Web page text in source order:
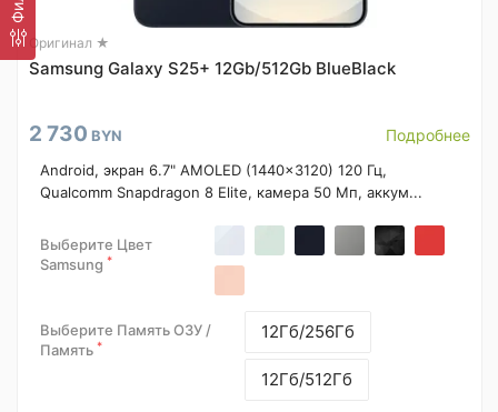
Оригинал ★
Samsung Galaxy S25+ 12Gb/512Gb BlueBlack
2 730 BYN Подробнее
Android, экран 6.7" AMOLED (1440x3120) 120 Гц,
Qualcomm Snapdragon 8 Elite, камера 50 Мп, аккум...
Выберите Цвет
Samsung *
Выберите Память ОЗУ /
Память *
12Гб/256Гб
12Гб/512Гб